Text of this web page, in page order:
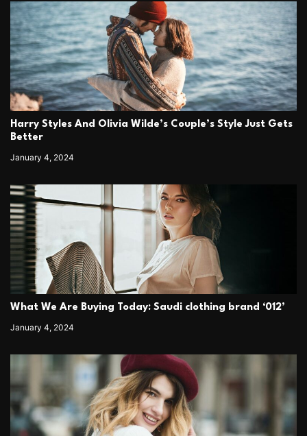
Harry Styles And Olivia Wilde’s Couple’s Style Just Gets
Better
January 4, 2024
What We Are Buying Today: Saudi clothing brand ‘012’
January 4, 2024